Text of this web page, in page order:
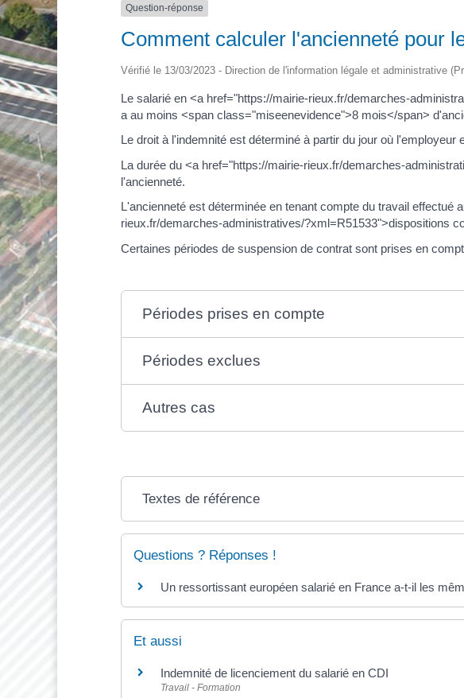
Question-réponse
Comment calculer l'ancienneté pour
Vérifié le 13/03/2023 - Direction de l'information légale et administrative
Le salarié en <a href="https://mairie-rieux.fr/demarches-
a au moins <span class="miseenevidence">8 mois</span>
Le droit à l'indemnité est déterminé à partir du jour où
La durée du <a href="https://mairie-rieux.fr/demarches-
l'ancienneté.
L'ancienneté est déterminée en tenant compte du travail
rieux.fr/demarches-administratives/?xml=R51533">dispositions
Certaines périodes de suspension de contrat sont prises en
Périodes prises en compte
Périodes exclues
Autres cas
Textes de référence
Questions ? Réponses !
Un ressortissant européen salarié en France a-t-il les
Et aussi
Indemnité de licenciement du salarié en CDI
Travail - Formation